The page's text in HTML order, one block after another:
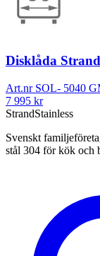
Disklåda
Art.nr SOL- 5040
7 995 kr
StrandStainless
Svenskt
stål 304 för kök och